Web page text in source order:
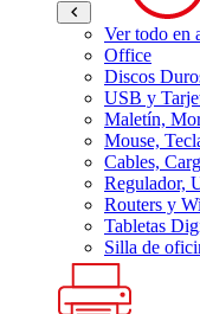
Ver todo en
Office
Discos
USB y
Maletín,
Mouse,
Cables,
Regulador,
Routers y
Tabletas
Silla de